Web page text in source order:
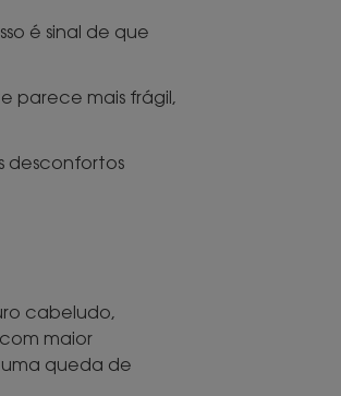
é sinal de que
parece mais frágil,
desconfortos
cabeludo,
maior
queda de